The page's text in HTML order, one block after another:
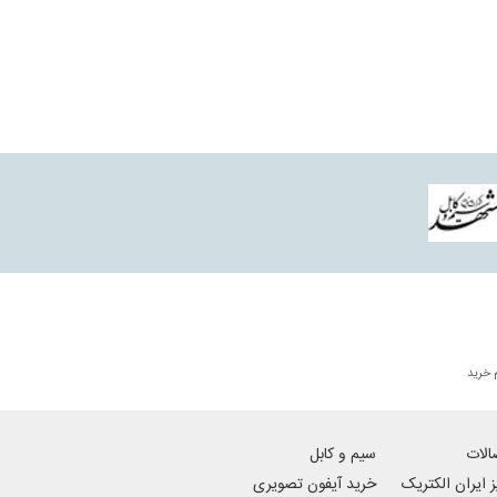
خرید
ایران الکتریک
سیم و کابل
خرید آیفون تصویری